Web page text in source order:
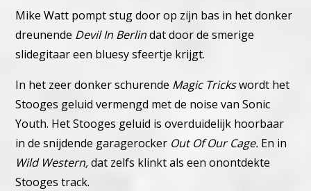
Mike Watt pompt stug door op zijn bas in het donker
dreunende Devil In Berlindat door de smerige
slidegitaar een bluesy sfeertje krijgt.
In het zeer donker schurende Magic Trickswordt het
Stooges geluid vermengd met de noise van Sonic
Youth. Het Stooges geluid is overduidelijk hoorbaar
in de snijdende garagerocker Out Of Our Cage. En in
Wild Western,dat zelfs klinkt als een onontdekte
Stooges track.